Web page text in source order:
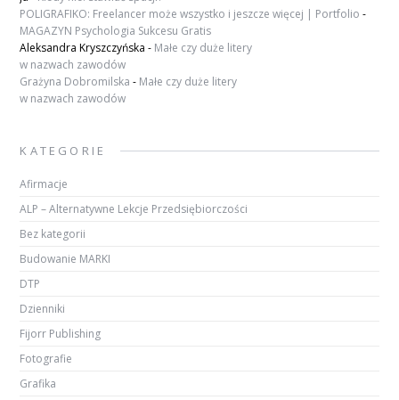
POLIGRAFIKO: Freelancer może wszystko i jeszcze więcej | Portfolio -
MAGAZYN Psychologia Sukcesu Gratis
Aleksandra Kryszczyńska - Małe czy duże litery
w nazwach zawodów
Grażyna Dobromilska - Małe czy duże litery
w nazwach zawodów
KATEGORIE
Afirmacje
ALP – Alternatywne Lekcje Przedsiębiorczości
Bez kategorii
Budowanie MARKI
DTP
Dzienniki
Fijorr Publishing
Fotografie
Grafika